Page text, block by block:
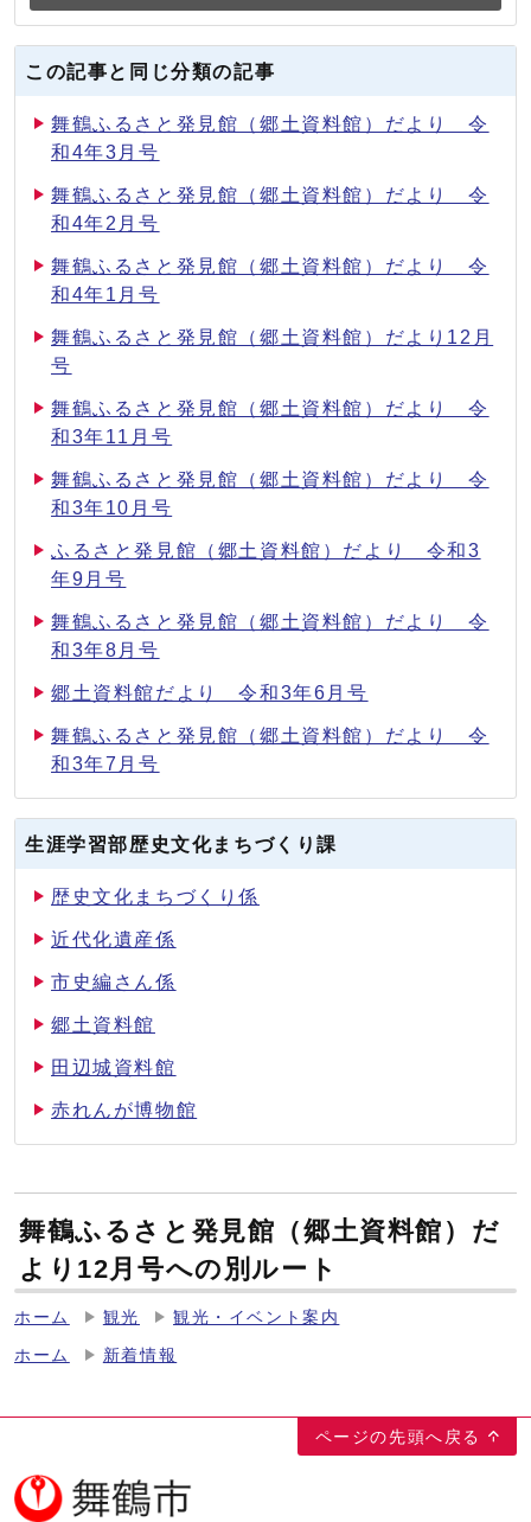
この記事と同じ分類の記事
舞鶴ふるさと発見館（郷土資料館）だより 令
和4年3月号
舞鶴ふるさと発見館（郷土資料館）だより 令
和4年2月号
舞鶴ふるさと発見館（郷土資料館）だより 令
和4年1月号
舞鶴ふるさと発見館（郷土資料館）だより12月
号
舞鶴ふるさと発見館（郷土資料館）だより 令
和3年11月号
舞鶴ふるさと発見館（郷土資料館）だより 令
和3年10月号
ふるさと発見館（郷土資料館）だより 令和3
年9月号
舞鶴ふるさと発見館（郷土資料館）だより 令
和3年8月号
郷土資料館だより 令和3年6月号
舞鶴ふるさと発見館（郷土資料館）だより 令
和3年7月号
生涯学習部歴史文化まちづくり課
歴史文化まちづくり係
近代化遺産係
市史編さん係
郷土資料館
田辺城資料館
赤れんが博物館
舞鶴ふるさと発見館（郷土資料館）だ
より12月号への別ルート
ホーム 観光 観光・イベント案内
ホーム 新着情報
ページの先頭へ戻る